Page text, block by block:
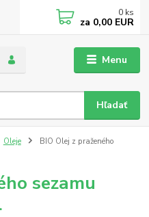
Menu
Hľadať
0 ks
za 0,00 EUR
Oleje
BIO Olej z praženého
sezamu